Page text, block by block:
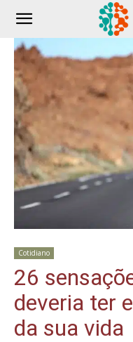
Cotidiano
26
deveria ter
da sua vida